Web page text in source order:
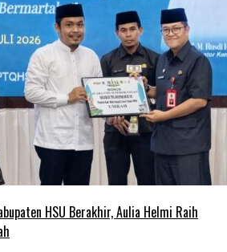
HSU Berakhir, Aulia Helmi Raih